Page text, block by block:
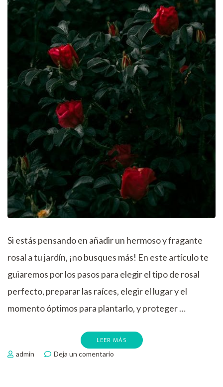
Si estás pensando en añadir un hermoso y fragante
rosal a tu jardín, ¡no busques más! En este artículo te
guiaremos por los pasos para elegir el tipo de rosal
perfecto, preparar las raíces, elegir el lugar y el
momento óptimos para plantarlo, y proteger …
LEER MÁS
admin Deja un comentario